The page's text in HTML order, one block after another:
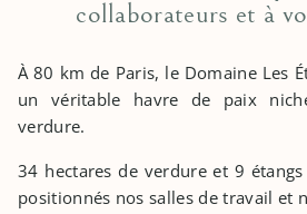
collaborateurs et à
À 80 km de Paris, le Domaine Les
un véritable havre de paix
verdure.
34 hectares de verdure et 9
positionnés nos salles de travail et